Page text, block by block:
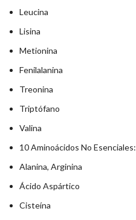
Leucina
Lisina
Metionina
Fenilalanina
Treonina
Triptófano
Valina
10 Aminoácidos No Esenciales:
Alanina, Arginina
Ácido Aspártico
Cisteína